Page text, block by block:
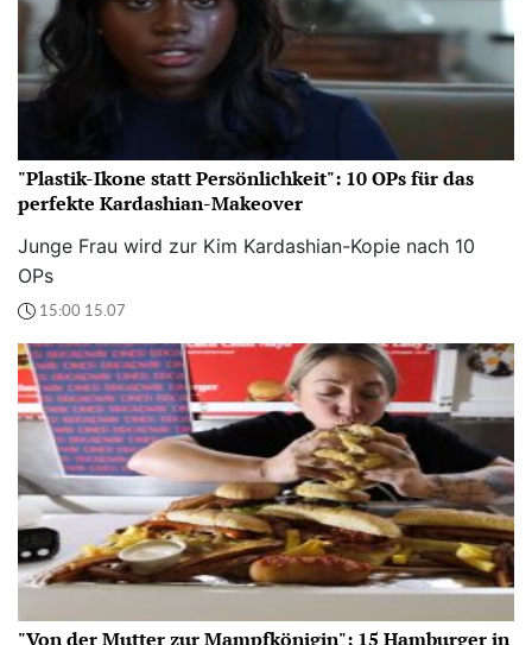
"Plastik-Ikone statt Persönlichkeit": 10 OPs für das
perfekte Kardashian-Makeover
Junge Frau wird zur Kim Kardashian-Kopie nach 10
OPs
15:00 15.07
"Von der Mutter zur Mampfkönigin": 15 Hamburger in